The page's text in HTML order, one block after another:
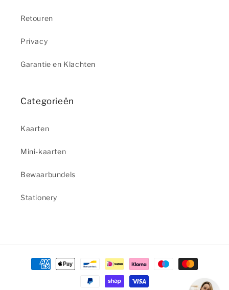
Retouren
Privacy
Garantie en Klachten
Categorieën
Kaarten
Mini-kaarten
Bewaarbundels
Stationery
Betaalmethoden